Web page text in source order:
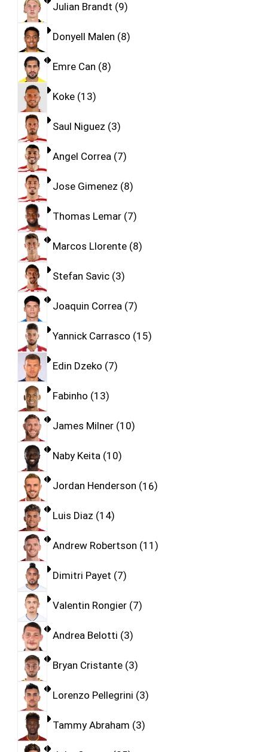
Julian Brandt 9
Donyell Malen 8
Emre Can 8
Koke 13
Saul Niguez 3
Angel Correa 7
Jose Gimenez 8
Thomas Lemar 7
Marcos Llorente 8
Stefan Savic 3
Joaquin Correa 7
Yannick Carrasco 15
Edin Dzeko 7
Fabinho 13
James Milner 10
Naby Keita 10
Jordan Henderson 16
Luis Diaz 14
Andrew Robertson 11
Dimitri Payet 7
Valentin Rongier 7
Andrea Belotti 3
Bryan Cristante 3
Lorenzo Pellegrini 3
Tammy Abraham 3